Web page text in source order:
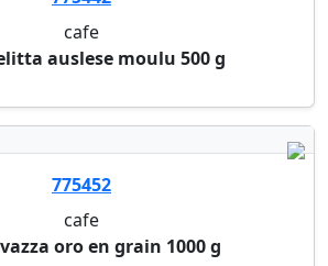
cafe
rossa moulu 250 g
775449